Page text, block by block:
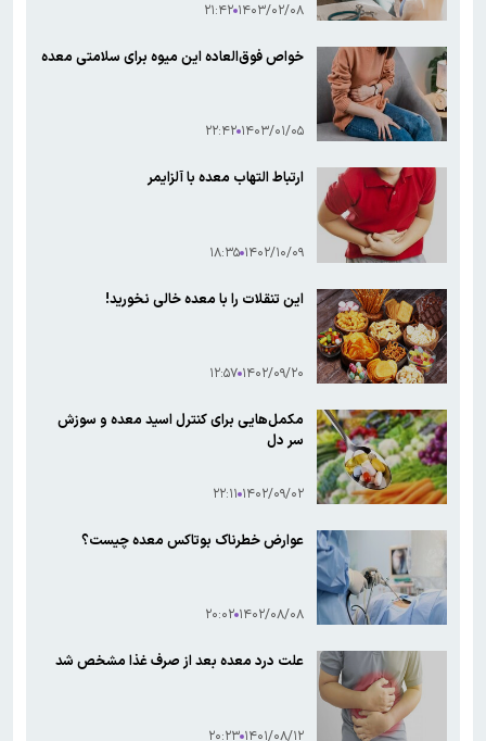
۱۴۰۳/۰۲/۰۸ ۲۱:۴۲
خواص فوق‌العاده این میوه برای سلامتی معده
۱۴۰۳/۰۱/۰۵ ۲۲:۴۲
ارتباط التهاب معده با آلزایمر
۱۴۰۲/۱۰/۰۹ ۱۸:۳۵
این تنقلات را با معده خالی نخورید!
۱۴۰۲/۰۹/۲۰ ۱۲:۵۷
‌مکمل‌هایی برای کنترل اسید معده و سوزش
سر دل
۱۴۰۲/۰۹/۰۲ ۲۲:۱۱
عوارض خطرناک بوتاکس معده چیست؟
۱۴۰۲/۰۸/۰۸ ۲۰:۰۲
علت درد معده بعد از صرف غذا مشخص شد
۱۴۰۱/۰۸/۱۲ ۲۰:۲۳